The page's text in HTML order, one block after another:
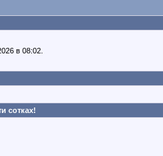
в 08:02.
сотках!